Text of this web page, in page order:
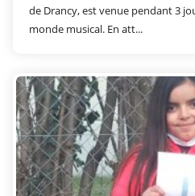
de Drancy, est venue pendant 3
monde musical. En att...